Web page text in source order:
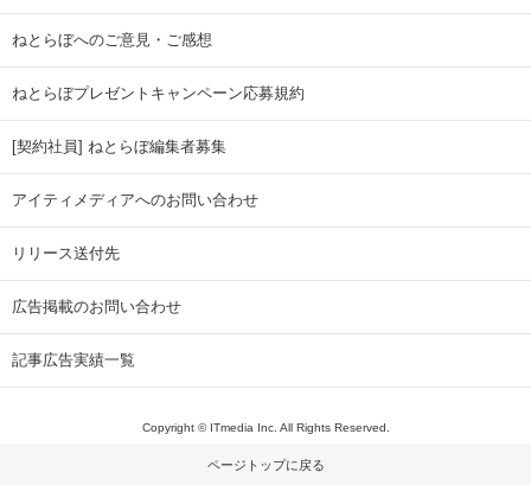
ねとらぼへのご意見・ご感想
ねとらぼプレゼントキャンペーン応募規約
[契約社員] ねとらぼ編集者募集
アイティメディアへのお問い合わせ
リリース送付先
広告掲載のお問い合わせ
記事広告実績一覧
Copyright © ITmedia Inc. All Rights Reserved.
ページトップに戻る